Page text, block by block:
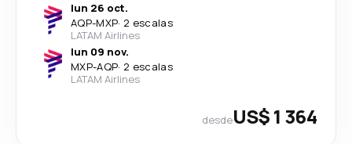
lun 26 oct.
AQP-MXP· 2 escalas
LATAM Airlines
lun 09 nov.
MXP-AQP· 2 escalas
LATAM Airlines
desdeUS$ 1 364